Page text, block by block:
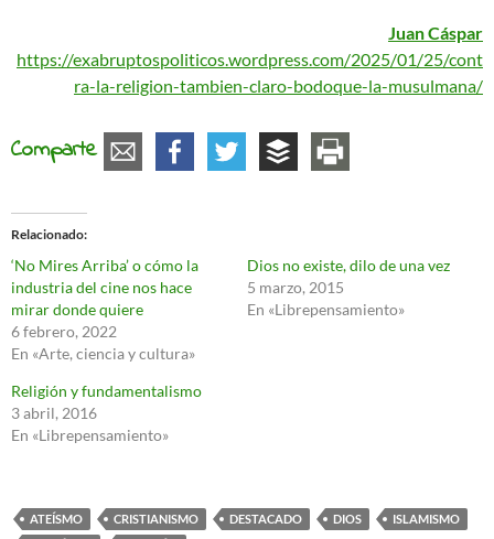
Juan Cáspar
https://exabruptospoliticos.wordpress.com/2025/01/25/cont
ra-la-religion-tambien-claro-bodoque-la-musulmana/
Comparte
Relacionado
‘No Mires Arriba’ o cómo la
industria del cine nos hace
mirar donde quiere
6 febrero, 2022
En «Arte, ciencia y cultura»
Dios no existe, dilo de una vez
5 marzo, 2015
En «Librepensamiento»
Religión y fundamentalismo
3 abril, 2016
En «Librepensamiento»
ATEÍSMO CRISTIANISMO DESTACADO DIOS
ISLAMISMO